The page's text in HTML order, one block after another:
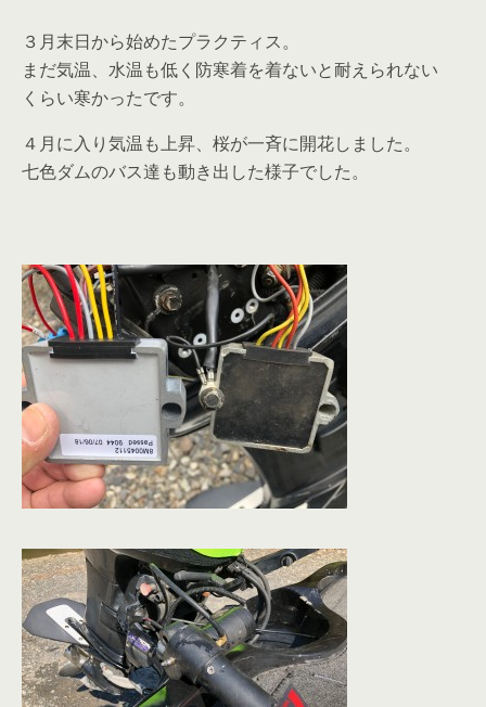
３月末日から始めたプラクティス。
まだ気温、水温も低く防寒着を着ないと耐えられない
くらい寒かったです。
４月に入り気温も上昇、桜が一斉に開花しました。
七色ダムのバス達も動き出した様子でした。